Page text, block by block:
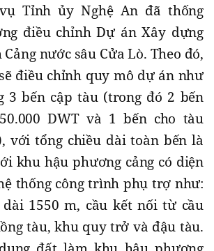
Tỉnh ủy Nghệ An đã thống
điều chỉnh Dự án Xây dựng
nước sâu Cửa Lò. Theo đó,
điều chỉnh quy mô dự án như
3 bến cập tàu (trong đó 2 bến
DWT và 1 bến cho tàu
với tổng chiều dài toàn bến là
khu hậu phương cảng có diện
thống công trình phụ trợ như:
dài 1550 m, cầu kết nối từ cầu
tàu, khu quy trở và đậu tàu.